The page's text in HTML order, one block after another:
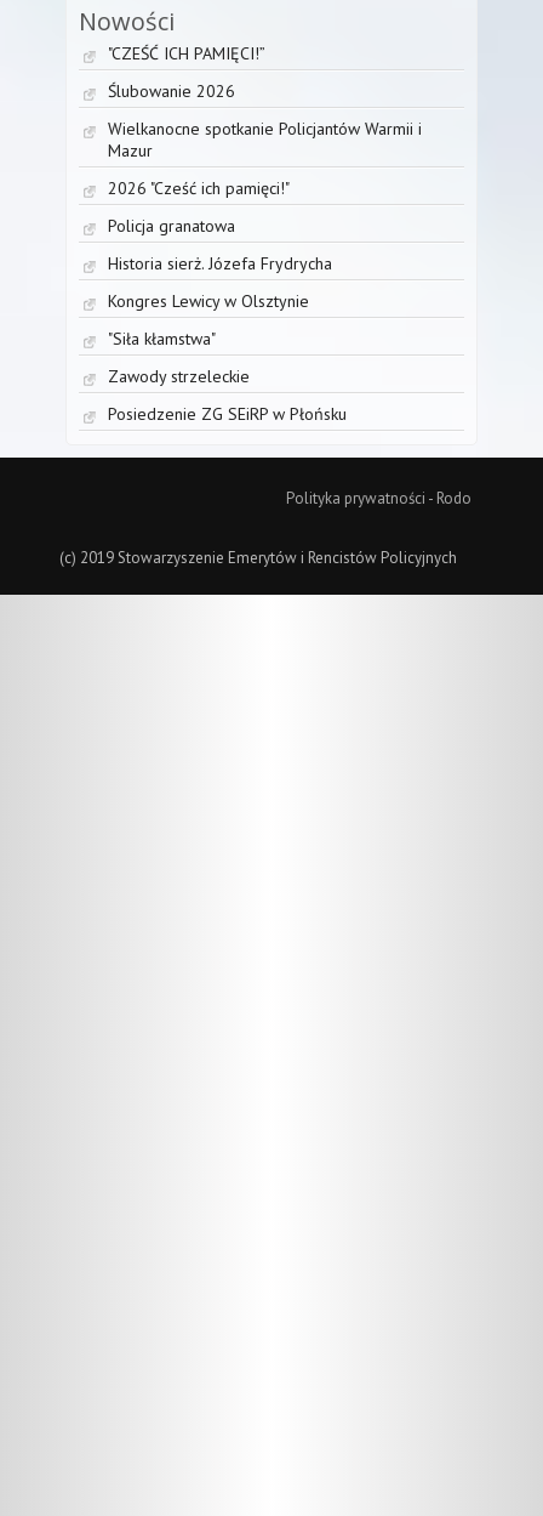
Nowości
"CZEŚĆ ICH PAMIĘCI!”
Ślubowanie 2026
Wielkanocne spotkanie Policjantów Warmii i
Mazur
2026 "Cześć ich pamięci!"
Policja granatowa
Historia sierż. Józefa Frydrycha
Kongres Lewicy w Olsztynie
"Siła kłamstwa"
Zawody strzeleckie
Posiedzenie ZG SEiRP w Płońsku
Polityka prywatności - Rodo
(c) 2019 Stowarzyszenie Emerytów i Rencistów Policyjnych